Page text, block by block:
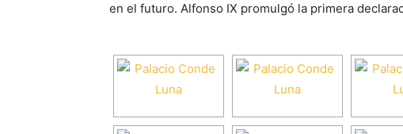
en el futuro. Alfonso IX promulgó la primera